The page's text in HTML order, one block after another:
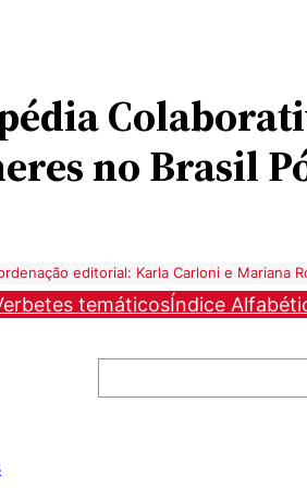
no Brasil
editorial: Karla Carloni e Mariana
temáticosÍndice